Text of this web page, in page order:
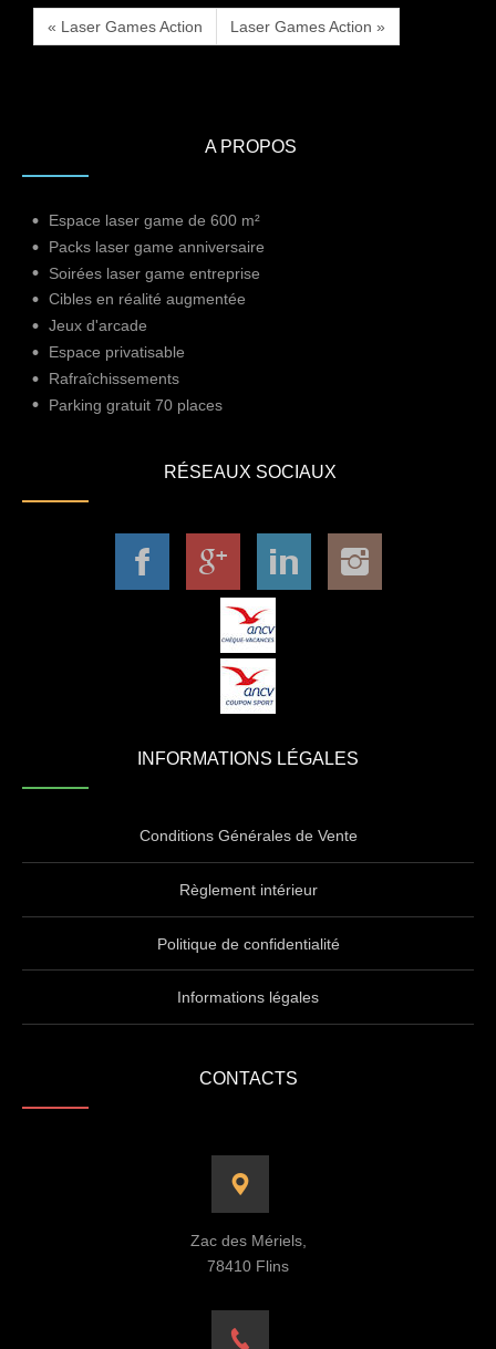
« Laser Games Action Laser Games Action »
A PROPOS
Espace laser game de 600 m²
Packs laser game anniversaire
Soirées laser game entreprise
Cibles en réalité augmentée
Jeux d'arcade
Espace privatisable
Rafraîchissements
Parking gratuit 70 places
RÉSEAUX SOCIAUX
INFORMATIONS LÉGALES
Conditions Générales de Vente
Règlement intérieur
Politique de confidentialité
Informations légales
CONTACTS
Zac des Mériels,
78410 Flins